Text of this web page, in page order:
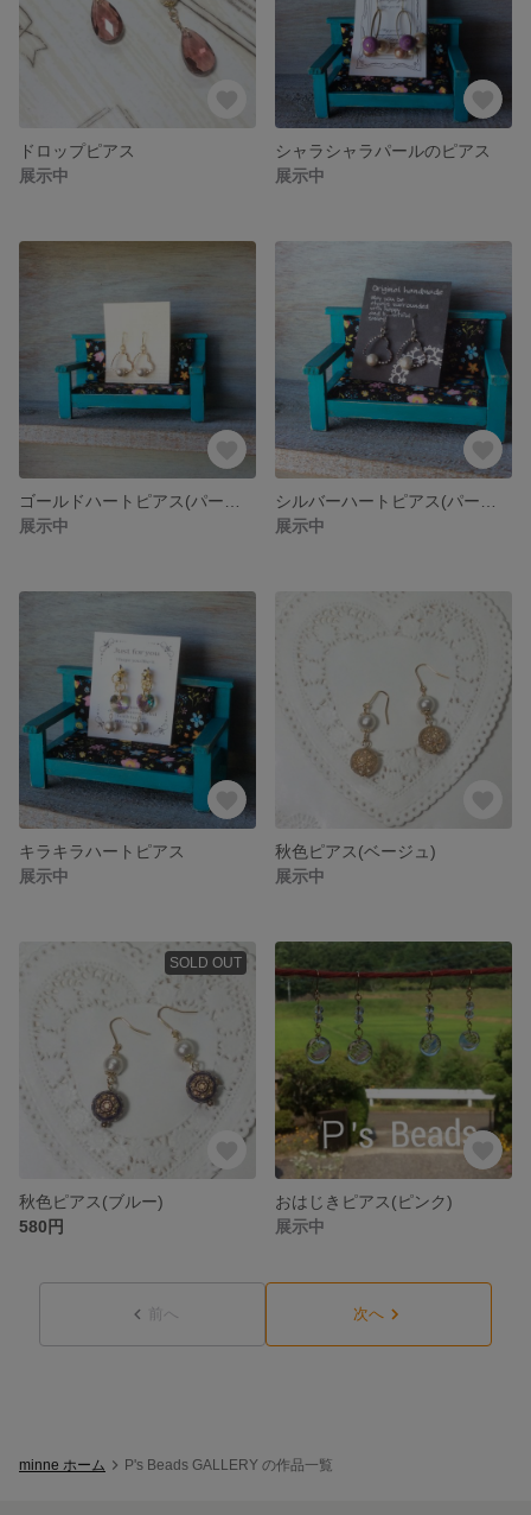
ドロップピアス
展示中
シャラシャラパールのピアス
展示中
展示中
展示中
キラキラハートピアス
展示中
秋色ピアス(ベージュ)
展示中
SOLD OUT
秋色ピアス(ブルー)
580円
おはじきピアス(ピンク)
展示中
前へ 次へ
minne ホーム P's Beads GALLERY の作品一覧